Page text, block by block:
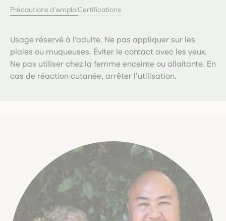
Précautions d'emploiCertifications
Usage réservé à l’adulte. Ne pas appliquer sur les
plaies ou muqueuses. Éviter le contact avec les yeux.
Ne pas utiliser chez la femme enceinte ou allaitante. En
cas de réaction cutanée, arrêter l’utilisation.